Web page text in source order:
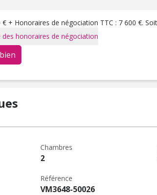
€ + Honoraires de négociation TTC : 7 600 €.
des honoraires de négociation
Chambres
2
Référence
VM3648-50026